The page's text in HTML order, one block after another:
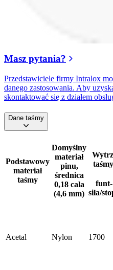
Masz pytania?
Przedstawiciele firmy Intralox
danego zastosowania. Aby
skontaktować się z działem
Dane taśmy
Podstawowy
materiał
taśmy
Domyślny
materiał
pinu,
średnica
0,18 cala
(4,6 mm)
funt-
siła/
Acetal Nylon 1700